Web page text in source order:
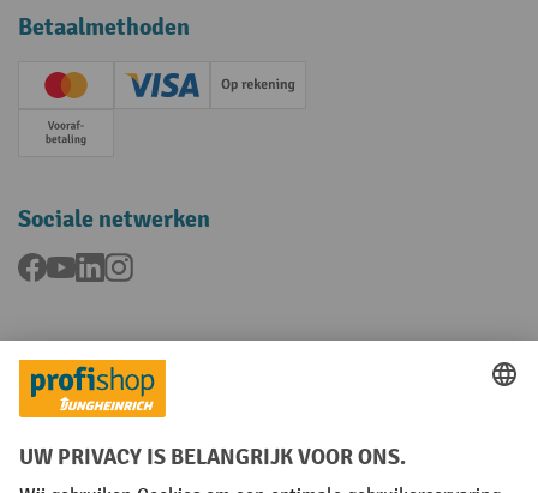
Betaalmethoden
Creditcard (Master)Creditcard (Visa)Op rekening
Vooruitbetaling
Sociale netwerken
Facebook
YouTubeLinkedInInstagram
Talen
FR NL